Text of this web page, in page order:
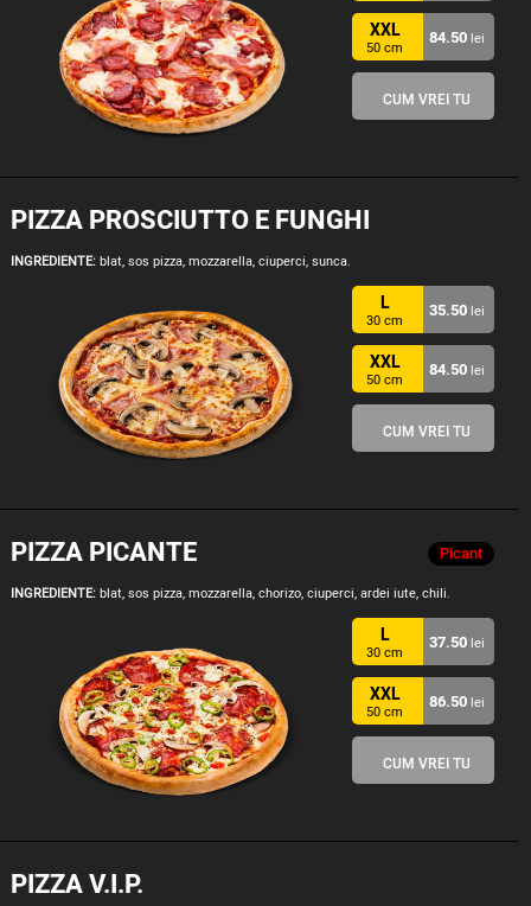
XXL
50 cm 84.50 lei
CUM VREI TU
PIZZA PROSCIUTTO E FUNGHI
INGREDIENTE:blat, sos pizza, mozzarella, ciuperci, sunca.
L
30 cm 35.50 lei
XXL
50 cm 84.50 lei
CUM VREI TU
PIZZA PICANTE Picant
INGREDIENTE:blat, sos pizza, mozzarella, chorizo, ciuperci, ardei iute, chili.
L
30 cm 37.50 lei
XXL
50 cm 86.50 lei
CUM VREI TU
PIZZA V.I.P.